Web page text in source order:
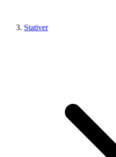
Stativer